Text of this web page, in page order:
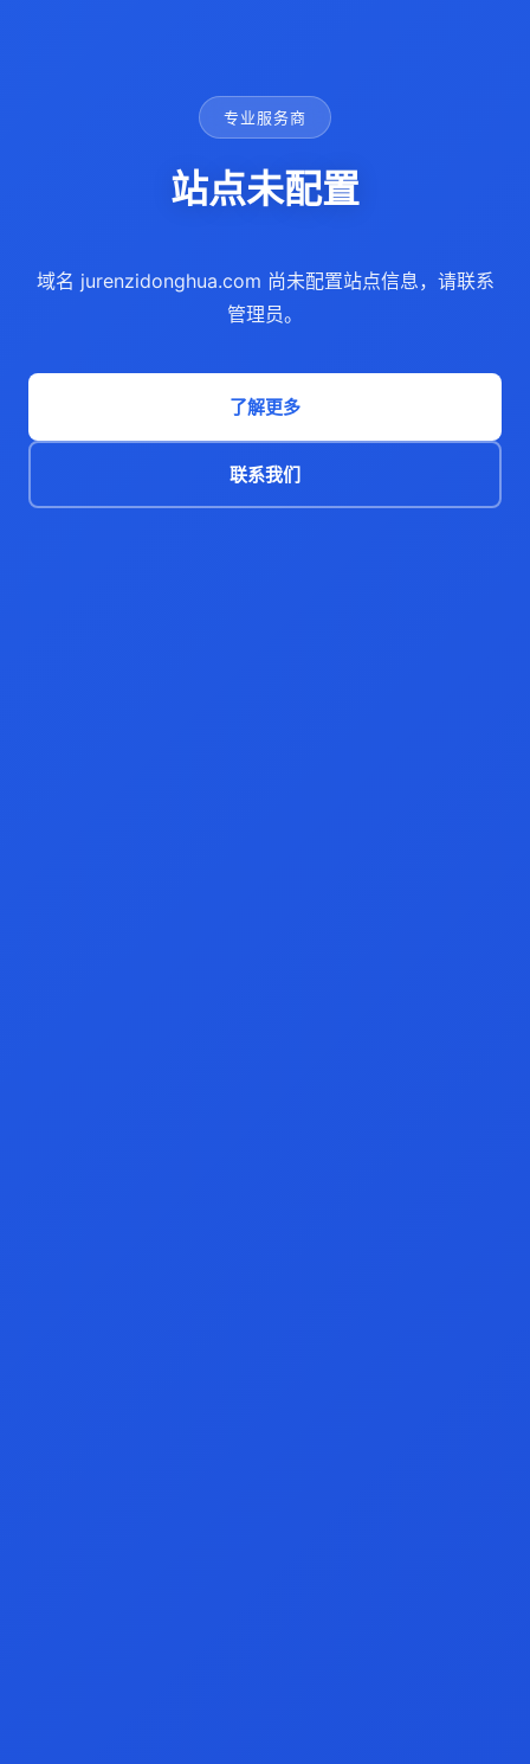
专业服务商
站点未配置
域名 jurenzidonghua.com 尚未配置站点信息，请联系
管理员。
了解更多
联系我们